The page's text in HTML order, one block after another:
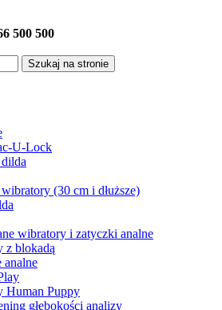
500 500
Szukaj na stronie
U-Lock
(30 cm i dłuższe)
wibratory i zatyczki analne
z blokadą
analne
Human Puppy
głębokości analizy